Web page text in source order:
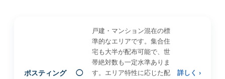
ポスティング ◯
戸建・マンション混在の標
準的なエリアです。集合住
宅も大半が配布可能で、世
帯絶対数も一定水準ありま
す。エリア特性に応じた配
詳しく ›